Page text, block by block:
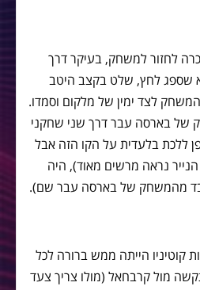
לחזור למשחק, בעיקר דרך
שספג לחץ, שלט בקצב היטב
לצד ימין של מלקום וסמדו.
של בארסה עבר דרך שני שחקני
ללכת בלעדית על הקו הזה אבל
נראה מרשים מאוד), היה
הייתה ממש ברורה לכל
מול קרבחאל (מולו צריך צעד